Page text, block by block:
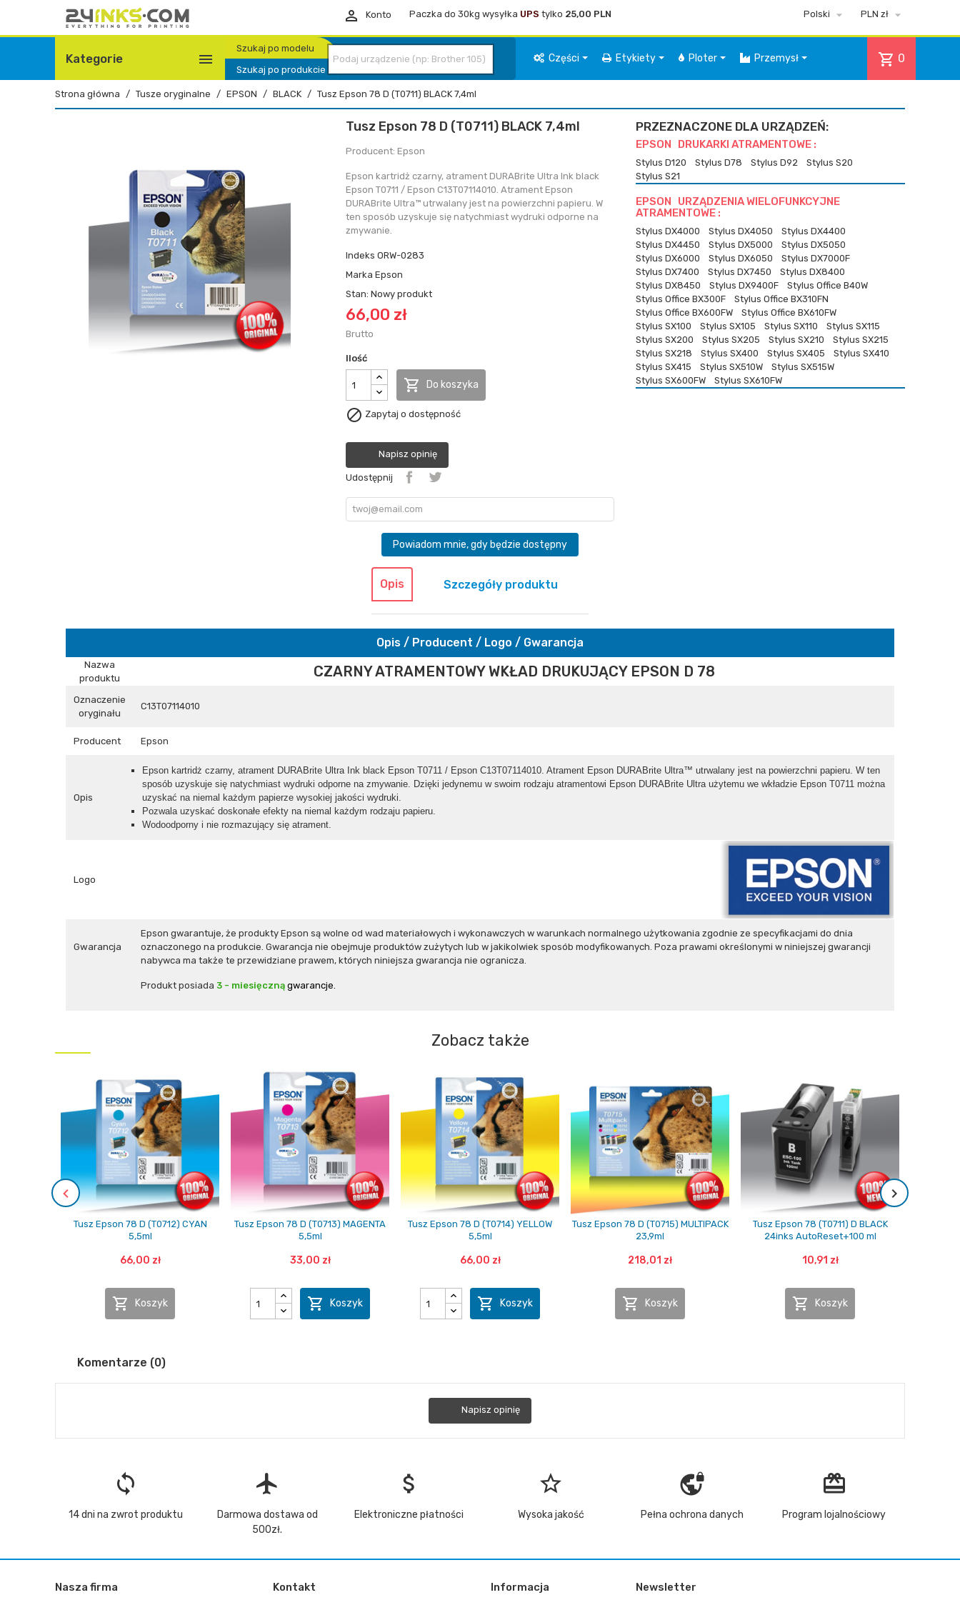
 Konto Paczka do 30kg wysyłka UPS tylko 25,00 PLN Polski  PLN zł 
Kategorie 
Szukaj po modelu
Szukaj po produkcie
shopping_cart 0
Części Etykiety Ploter Przemysł
Strona główna Tusze oryginalne EPSON BLACK Tusz Epson 78 D (T0711) BLACK 7,4ml
Tusz Epson 78 D (T0711) BLACK 7,4ml
Producent: Epson
Epson kartridż czarny, atrament DURABrite Ultra Ink black
Epson T0711 / Epson C13T07114010. Atrament Epson
DURABrite Ultra™ utrwalany jest na powierzchni papieru. W
ten sposób uzyskuje się natychmiast wydruki odporne na
zmywanie.
Indeks ORW-0283
Marka Epson
Stan: Nowy produkt
66,00 zł
Brutto
Ilość
 Do koszyka
 Zapytaj o dostępność
Napisz opinię
Udostępnij
Powiadom mnie, gdy będzie dostępny
PRZEZNACZONE DLA URZĄDZEŃ:
EPSON DRUKARKI ATRAMENTOWE :
Stylus D120 Stylus D78 Stylus D92
Stylus S20
Stylus S21
EPSON URZĄDZENIA WIELOFUNKCYJNE
ATRAMENTOWE :
Stylus DX4000 Stylus DX4050
Stylus DX4400
Stylus DX4450
Stylus DX5000
Stylus DX5050
Stylus DX6000
Stylus DX6050
Stylus DX7000F
Stylus DX7400
Stylus DX7450
Stylus DX8400
Stylus DX8450
Stylus DX9400F
Stylus Office B40W
Stylus Office BX300F
Stylus Office BX310FN
Stylus Office BX600FW
Stylus Office BX610FW
Stylus SX100
Stylus SX105 Stylus SX110
Stylus SX115
Stylus SX200
Stylus SX205 Stylus SX210
Stylus SX215
Stylus SX218
Stylus SX400 Stylus SX405
Stylus SX410
Stylus SX415
Stylus SX510W
Stylus SX515W
Stylus SX600FW
Stylus SX610FW
Opis Szczegóły produktu
Opis / Producent / Logo / Gwarancja
Nazwa
produktu
CZARNY ATRAMENTOWY WKŁAD DRUKUJĄCY EPSON D 78
Oznaczenie
oryginału
C13T07114010
Producent Epson
Opis
Epson kartridż czarny, atrament DURABrite Ultra Ink black Epson T0711 / Epson C13T07114010. Atrament Epson DURABrite Ultra™ utrwalany jest na powierzchni papieru. W ten
sposób uzyskuje się natychmiast wydruki odporne na zmywanie. Dzięki jedynemu w swoim rodzaju atramentowi Epson DURABrite Ultra użytemu we wkładzie Epson T0711 można
uzyskać na niemal każdym papierze wysokiej jakości wydruki.
Pozwala uzyskać doskonałe efekty na niemal każdym rodzaju papieru.
Wodoodporny i nie rozmazujący się atrament.
Logo
Gwarancja
Epson gwarantuje, że produkty Epson są wolne od wad materiałowych i wykonawczych w warunkach normalnego użytkowania zgodnie ze specyfikacjami do dnia
oznaczonego na produkcie. Gwarancja nie obejmuje produktów zużytych lub w jakikolwiek sposób modyfikowanych. Poza prawami określonymi w niniejszej gwarancji
nabywca ma także te przewidziane prawem, których niniejsza gwarancja nie ogranicza.
Produkt posiada 3 - miesięczną gwarancje.
Zobacz także
Tusz Epson 78 D (T0712) CYAN
5,5ml
66,00 zł
 Koszyk
Tusz Epson 78 D (T0713) MAGENTA
5,5ml
33,00 zł
 Koszyk
Tusz Epson 78 D (T0714) YELLOW
5,5ml
66,00 zł
 Koszyk
Tusz Epson 78 D (T0715) MULTIPACK
23,9ml
218,01 zł
 Koszyk
Tusz Epson 78 (T0711) D BLACK
24inks AutoReset+100 ml
10,91 zł
 Koszyk
Komentarze (0)
Napisz opinię
loop
14 dni na zwrot produktu
flight
Darmowa dostawa od
500zł.
attach_money
Elektroniczne płatności
star_border
Wysoka jakość
vpn_lock
Pełna ochrona danych
redeem
Program lojalnościowy
Nasza firma Kontakt Informacja Newsletter